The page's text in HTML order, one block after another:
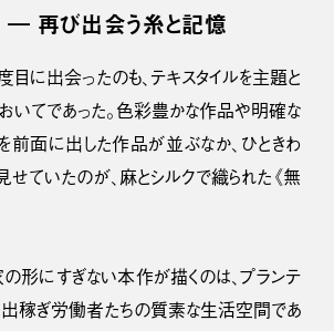
― 再び出会う糸と記憶
目に出会ったのも、テキスタイルを主題と
いてであった。色彩豊かな作品や明確な
前面に出した作品が並ぶなか、ひときわ
せていたのが、麻とシルクで織られた《無
形にすぎない本作が描くのは、プランテ
出稼ぎ労働者たちの質素な生活空間であ